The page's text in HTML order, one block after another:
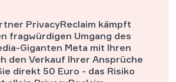
PrivacyReclaim kämpft
fragwürdigen Umgang des
Giganten Meta mit Ihren
den Verkauf Ihrer Ansprüche
direkt 50 Euro - das Risiko